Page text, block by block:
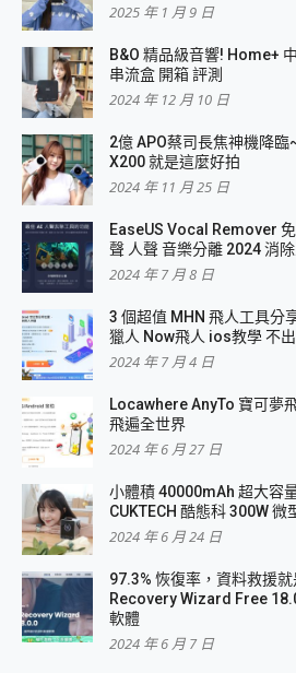
2025 年 1 月 9 日
B&O 精品級音響! Home+
串流盒 開箱 評測
2024 年 12 月 10 日
2億 APO蔡司長焦神機降
X200 就是這麼好拍
2024 年 11 月 25 日
EaseUS Vocal Remover
聲 人聲 音樂分離 2024 消
2024 年 7 月 8 日
3 個超值 MHN 飛人工具分
獵人 Now飛人 ios教學 不
2024 年 7 月 4 日
Locawhere AnyTo 寶可夢
飛遍全世界
2024 年 6 月 27 日
小體積 40000mAh 超大容
CUKTECH 酷態科 300W 微
2024 年 6 月 24 日
97.3% 恢復率，資料救援
Recovery Wizard Free
軟體
2024 年 6 月 7 日